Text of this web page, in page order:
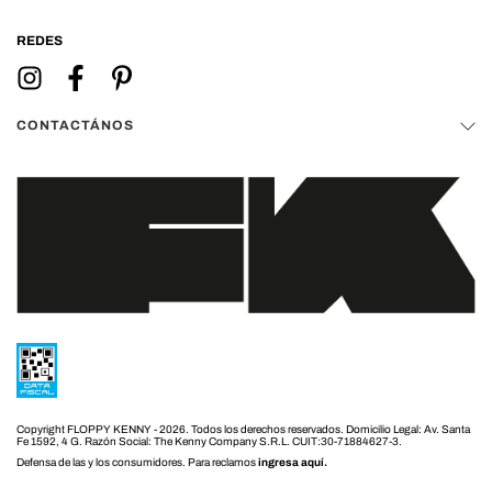
REDES
CONTACTÁNOS
Copyright FLOPPY KENNY - 2026. Todos los derechos reservados.
Defensa de las y los consumidores. Para reclamosingresa aquí.